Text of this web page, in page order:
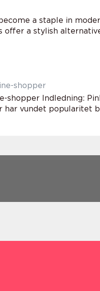
a staple in
offer a stylish
shopper
shopper Indledning:
har vundet popularitet